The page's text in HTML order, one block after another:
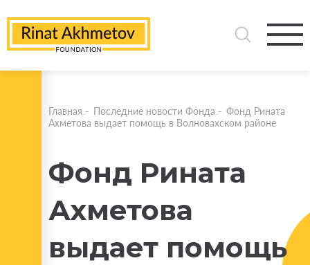
Главная - Последние новости Фонда - Фонд Рината
Ахметова выдает помощь в Волновахском районе
Фонд Рината
Ахметова
выдает помощь